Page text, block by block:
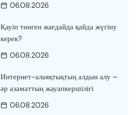
06.08.2026
Қауіп төнген жағдайда қайда жүгіну
керек?
06.08.2026
Интернет-алаяқтықтың алдын алу –
әр азаматтың жауапкершілігі
06.08.2026